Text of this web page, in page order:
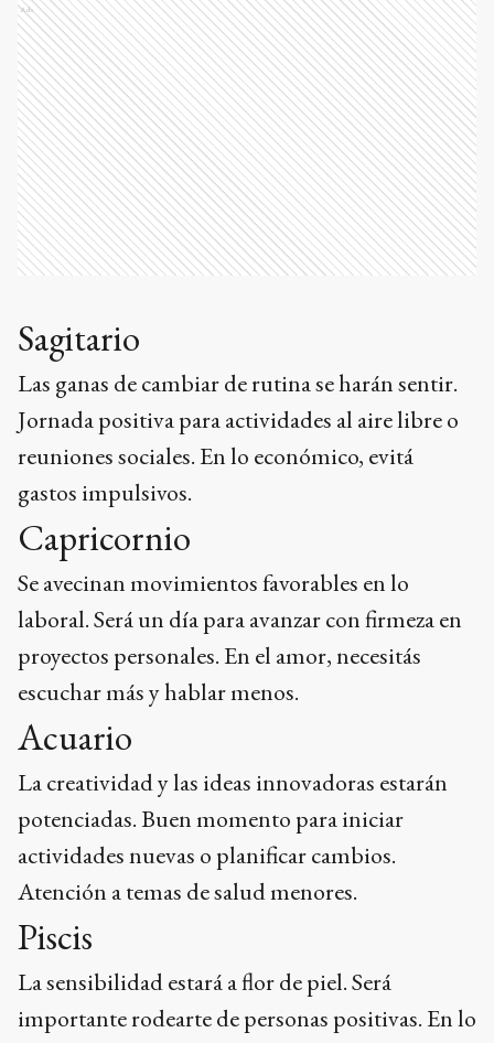
Ads
Sagitario
Las ganas de cambiar de rutina se harán sentir.
Jornada positiva para actividades al aire libre o
reuniones sociales. En lo económico, evitá
gastos impulsivos.
Capricornio
Se avecinan movimientos favorables en lo
laboral. Será un día para avanzar con firmeza en
proyectos personales. En el amor, necesitás
escuchar más y hablar menos.
Acuario
La creatividad y las ideas innovadoras estarán
potenciadas. Buen momento para iniciar
actividades nuevas o planificar cambios.
Atención a temas de salud menores.
Piscis
La sensibilidad estará a flor de piel. Será
importante rodearte de personas positivas. En lo